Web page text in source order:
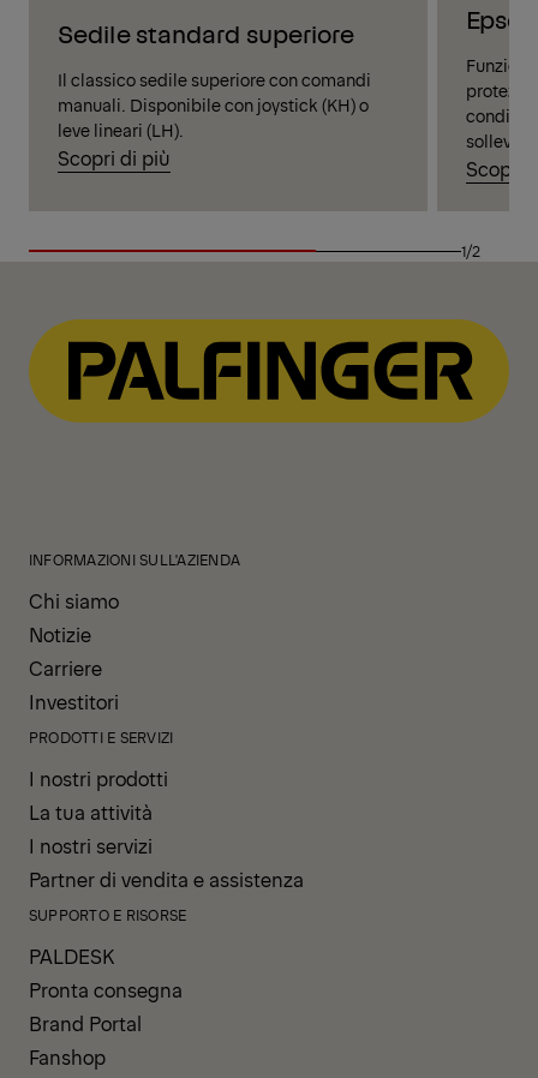
Sedile standard superiore
Il classico sedile superiore con comandi
manuali. Disponibile con joystick (KH) o
leve lineari (LH).
Scopri di più Scopri
1/2
INFORMAZIONI SULL'AZIENDA
Chi siamo
Notizie
Carriere
Investitori
PRODOTTI E SERVIZI
I nostri prodotti
La tua attività
I nostri servizi
Partner di vendita e assistenza
SUPPORTO E RISORSE
PALDESK
Pronta consegna
Brand Portal
Fanshop